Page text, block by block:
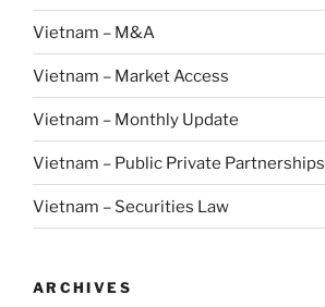
Vietnam – M&A
Vietnam – Market Access
Vietnam – Monthly Update
Vietnam – Public Private Partnerships
Vietnam – Securities Law
ARCHIVES